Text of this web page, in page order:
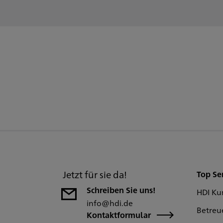
Jetzt für sie da!
Schreiben Sie uns!
info@hdi.de
Kontaktformular
Top
HDI